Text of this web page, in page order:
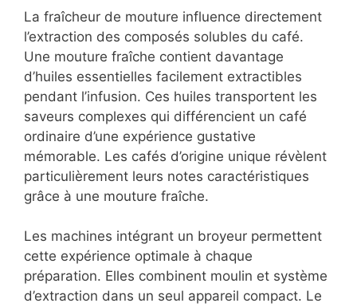
La fraîcheur de mouture influence directement
l’extraction des composés solubles du café.
Une mouture fraîche contient davantage
d’huiles essentielles facilement extractibles
pendant l’infusion. Ces huiles transportent les
saveurs complexes qui différencient un café
ordinaire d’une expérience gustative
mémorable. Les cafés d’origine unique révèlent
particulièrement leurs notes caractéristiques
grâce à une mouture fraîche.
Les machines intégrant un broyeur permettent
cette expérience optimale à chaque
préparation. Elles combinent moulin et système
d’extraction dans un seul appareil compact. Le